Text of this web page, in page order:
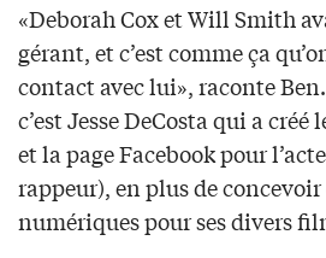
«Deborah Cox et Will Smith
gérant, et c’est comme ça
contact avec lui», raconte
c’est Jesse DeCosta qui a
et la page Facebook pour
rappeur), en plus de
numériques pour ses divers